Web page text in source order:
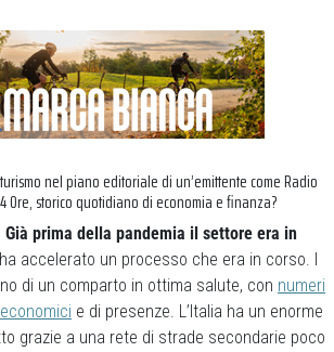
nel piano editoriale di un’emittente come Radio
Ore, storico quotidiano di economia e finanza?
Già prima della pandemia il settore era in
accelerato un processo che era in corso. I
di un comparto in ottima salute, con numeri
e di presenze. L’Italia ha un enorme
grazie a una rete di strade secondarie poco